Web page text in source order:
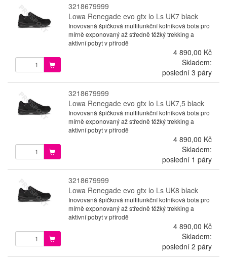
3218679999
Lowa Renegade evo gtx lo Ls UK7 black
Inovovaná špičková multifunkční kotníková bota pro
mírně exponovaný až středně těžký trekking a
aktivní pobyt v přírodě
4 890,00 Kč
Skladem:
poslední 3 páry
3218679999
Lowa Renegade evo gtx lo Ls UK7,5 black
Inovovaná špičková multifunkční kotníková bota pro
mírně exponovaný až středně těžký trekking a
aktivní pobyt v přírodě
4 890,00 Kč
Skladem:
poslední 1 páry
3218679999
Lowa Renegade evo gtx lo Ls UK8 black
Inovovaná špičková multifunkční kotníková bota pro
mírně exponovaný až středně těžký trekking a
aktivní pobyt v přírodě
4 890,00 Kč
Skladem:
poslední 2 páry